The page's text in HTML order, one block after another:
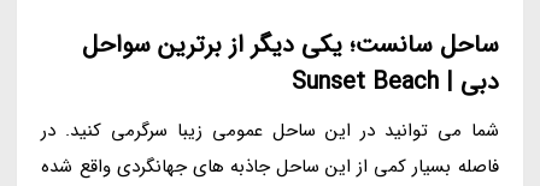
ساحل سانست؛ یکی دیگر از برترین سواحل
دبی | Sunset Beach
شما می توانید در این ساحل عمومی زیبا سرگرمی کنید. در
فاصله بسیار کمی از این ساحل جاذبه های جهانگردی واقع شده